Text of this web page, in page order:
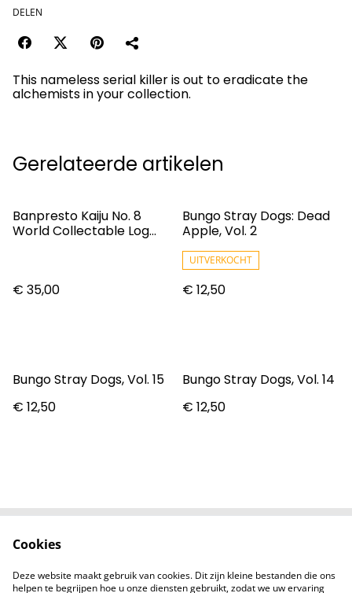
DELEN
This nameless serial killer is out to eradicate the
alchemists in your collection.
Gerelateerde artikelen
Banpresto Kaiju No. 8
World Collectable Log
€ 35,00
Bungo Stray Dogs: Dead
Apple, Vol. 2
UITVERKOCHT
€ 12,50
Bungo Stray Dogs, Vol. 15
€ 12,50
Bungo Stray Dogs, Vol. 14
€ 12,50
Privacybeleid
Cookiebeleid
Nieuwsberichten
Cookies
Deze website maakt gebruik van cookies. Dit zijn kleine bestanden die ons
helpen te begrijpen hoe u onze diensten gebruikt, zodat we uw ervaring